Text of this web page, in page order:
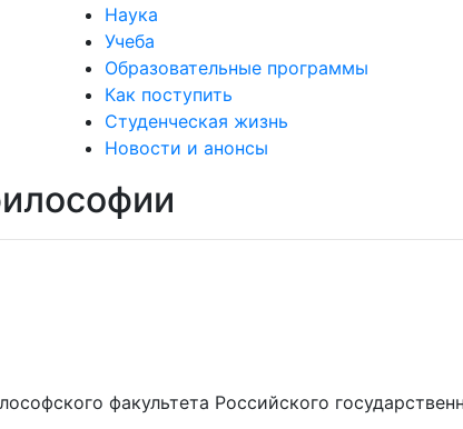
Наука
Учеба
Образовательные программы
Как поступить
Студенческая жизнь
Новости и анонсы
факультета Российского